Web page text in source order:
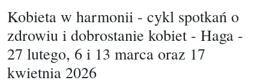
Kobieta w harmonii - cykl spotkań o
zdrowiu i dobrostanie kobiet - Haga -
27 lutego, 6 i 13 marca oraz 17
kwietnia 2026